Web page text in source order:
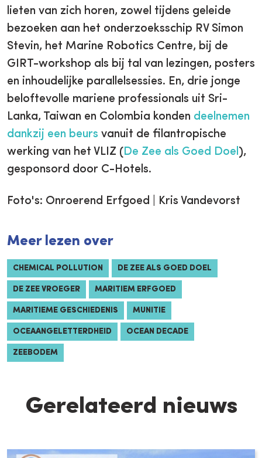
lieten van zich horen, zowel tijdens geleide
bezoeken aan het onderzoeksschip RV Simon
Stevin, het Marine Robotics Centre, bij de
GIRT-workshop als bij tal van lezingen, posters
en inhoudelijke parallelsessies. En, drie jonge
beloftevolle mariene professionals uit Sri-
Lanka, Taiwan en Colombia konden deelnemen
dankzij een beurs vanuit de filantropische
werking van het VLIZ ( De Zee als Goed Doel ),
gesponsord door C-Hotels.
Foto's: Onroerend Erfgoed | Kris Vandevorst
Meer lezen over
CHEMICAL POLLUTION DE ZEE ALS GOED DOEL
DE ZEE VROEGER MARITIEM ERFGOED
MARITIEME GESCHIEDENIS MUNITIE
OCEAANGELETTERDHEID OCEAN DECADE
ZEEBODEM
Gerelateerd nieuws